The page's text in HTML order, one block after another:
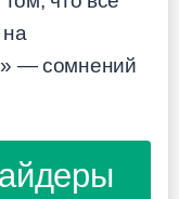
на
— сомнений